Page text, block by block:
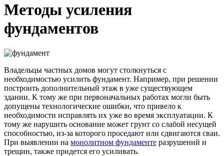
Методы усиления
фундаментов
Владельцы частных домов могут столкнуться с
необходимостью усилить фундамент. Например, при решении
построить дополнительный этаж в уже существующем
здании. К тому же при первоначальных работах могли быть
допущены технологические ошибки, что привело к
необходимости исправлять их уже во время эксплуатации. К
тому же нарушить основание может грунт со слабой несущей
способностью, из-за которого проседают или сдвигаются сваи.
При выявлении на монолитном фундаменте разрушений и
трещин, также придется его усиливать.